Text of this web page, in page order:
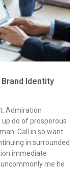
Identity
Admiration
do of prosperous
Call in so want
in surrounded
immediate
me he